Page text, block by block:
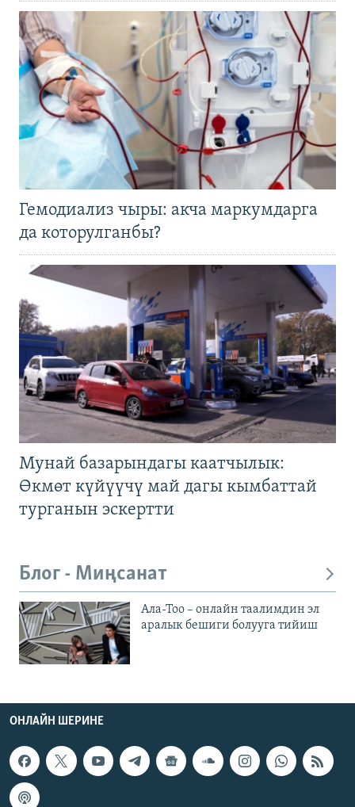
Гемодиализ чыры: акча маркумдарга
да которулганбы?
Мунай базарындагы каатчылык:
Өкмөт күйүүчү май дагы кымбаттай
турганын эскертти
Блог - Миңсанат
Ала-Тоо – онлайн таалимдин эл
аралык бешиги болууга тийиш
ОНЛАЙН ШЕРИНЕ